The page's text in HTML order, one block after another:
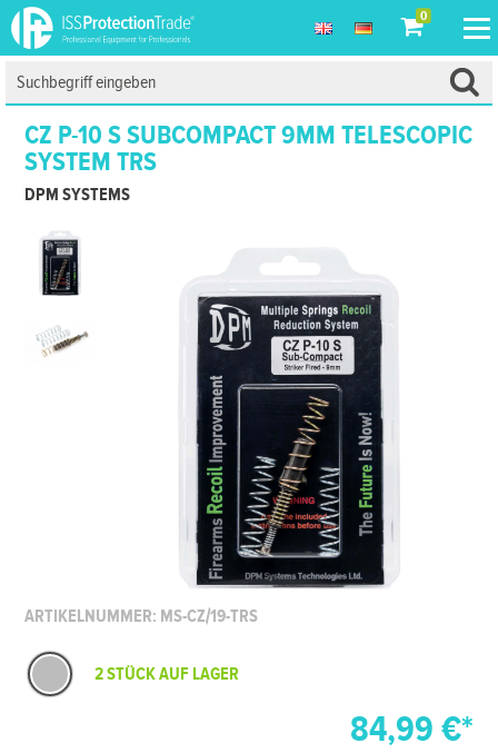
0
CZ P-10 S SUBCOMPACT 9MM TELESCOPIC
SYSTEM TRS
DPM SYSTEMS
ARTIKELNUMMER: MS-CZ/19-TRS
2 STÜCK AUF LAGER
84,99 €*